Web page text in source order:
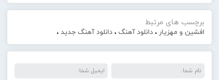
برچسب های مرتبط
افشین و مهزیار ، دانلود آهنگ ، دانلود آهنگ جدید ،